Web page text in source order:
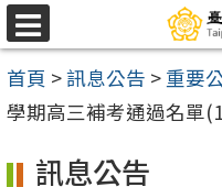
跳
至
主
要
選
單
首頁 >訊息公告 > 重要
學期高三補考通過名單
訊息公告